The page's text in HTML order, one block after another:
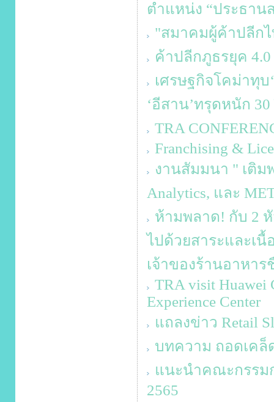
ตำแหน่ง “ประธา
"สมาคมผู้ค้าปลีก
ค้าปลีกภูธรยุค 4.0
เศรษฐกิจโคม่าทุ
‘อีสาน’ทรุดหนัก
TRA
Franchising &
งานสัมมนา " เติม
Analytics, และ
ห้ามพลาด! กับ 2
ไปด้วยสาระและเนื้
เจ้าของร้านอาหา
TRA visit Huawei
Experience Center
แถลงข่าว Retail
บทความ ถอดเคล็
แนะนำคณะกรรม
2565